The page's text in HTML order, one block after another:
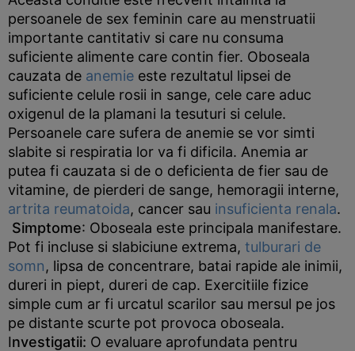
persoanele de sex feminin care au menstruatii
importante cantitativ si care nu consuma
suficiente alimente care contin fier. Oboseala
cauzata de anemie este rezultatul lipsei de
suficiente celule rosii in sange, cele care aduc
oxigenul de la plamani la tesuturi si celule.
Persoanele care sufera de anemie se vor simti
slabite si respiratia lor va fi dificila. Anemia ar
putea fi cauzata si de o deficienta de fier sau de
vitamine, de pierderi de sange, hemoragii interne,
artrita reumatoida, cancer sau insuficienta renala.
Simptome: Oboseala este principala manifestare.
Pot fi incluse si slabiciune extrema, tulburari de
somn, lipsa de concentrare, batai rapide ale inimii,
dureri in piept, dureri de cap. Exercitiile fizice
simple cum ar fi urcatul scarilor sau mersul pe jos
pe distante scurte pot provoca oboseala.
Investigatii: O evaluare aprofundata pentru